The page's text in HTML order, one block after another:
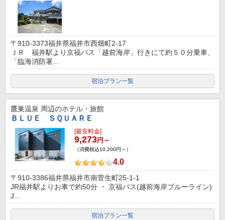
〒910-3373福井県福井市西畑町2-17
ＪＲ 福井駅より京福バス「越前海岸」行きにて約５０分乗車、
「臨海消防署...
宿泊プラン一覧
鷹巣温泉 周辺のホテル・旅館
ＢＬＵＥ ＳＱＵＡＲＥ
[最安料金]
9,273円～
（消費税込10,200円～）
4.0
〒910-3386福井県福井市南菅生町25-1-1
JR福井駅よりお車で約50分 ・ 京福バス(越前海岸ブルーライン)
J...
宿泊プラン一覧